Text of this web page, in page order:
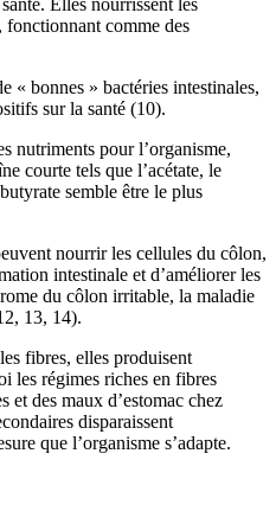
fonctionnant comme des
« bonnes » bactéries intestinales,
sur la santé (10).
nutriments pour l’organisme,
courte tels que l’acétate, le
semble être le plus
nourrir les cellules du côlon,
intestinale et d’améliorer les
du côlon irritable, la maladie
13, 14).
fibres, elles produisent
les régimes riches en fibres
et des maux d’estomac chez
disparaissent
que l’organisme s’adapte.